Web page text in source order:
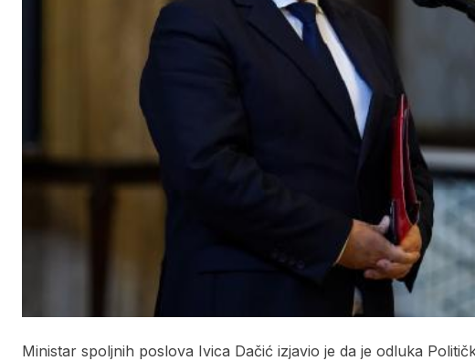
Ministar spoljnih poslova Ivica Dačić izjavio je da je odluka